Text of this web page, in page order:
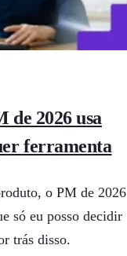
de 2026 usa
ferramenta
o PM de 2026
só eu posso decidir
trás disso.